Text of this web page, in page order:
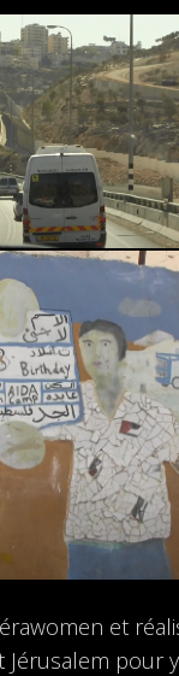
et
Jérusalem